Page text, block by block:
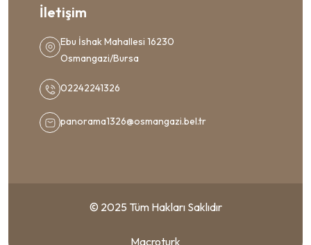
İletişim
Ebu İshak Mahallesi 16230
Osmangazi/Bursa
02242241326
panorama1326@osmangazi.bel.tr
© 2025 Tüm Hakları Saklıdır
Macroturk